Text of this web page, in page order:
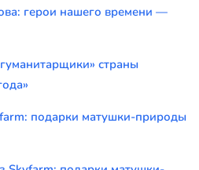
герои нашего времени —
страны
подарки матушки-природы